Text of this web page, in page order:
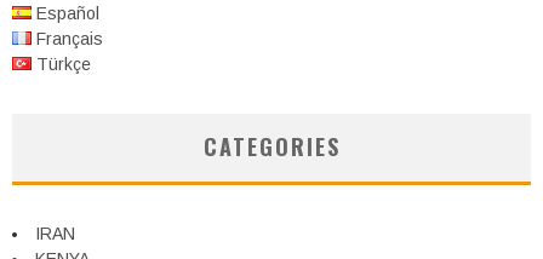
Español
Français
Türkçe
CATEGORIES
IRAN